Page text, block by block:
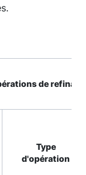
de
Type
d'opération